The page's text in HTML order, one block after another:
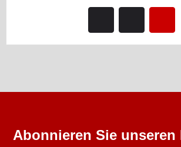
Abonnieren Sie unseren